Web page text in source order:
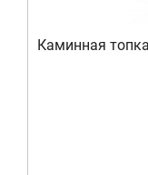
Каминная